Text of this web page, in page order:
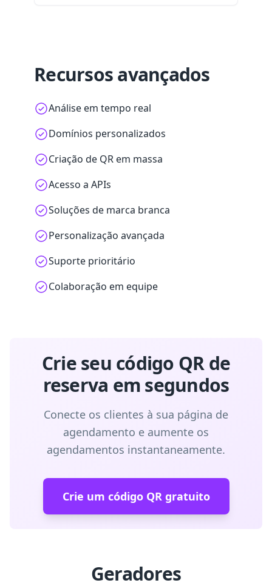
Recursos avançados
Análise em tempo real
Domínios personalizados
Criação de QR em massa
Acesso a APIs
Soluções de marca branca
Personalização avançada
Suporte prioritário
Colaboração em equipe
Crie seu código QR de
reserva em segundos
Conecte os clientes à sua página de
agendamento e aumente os
agendamentos instantaneamente.
Crie um código QR gratuito
Geradores